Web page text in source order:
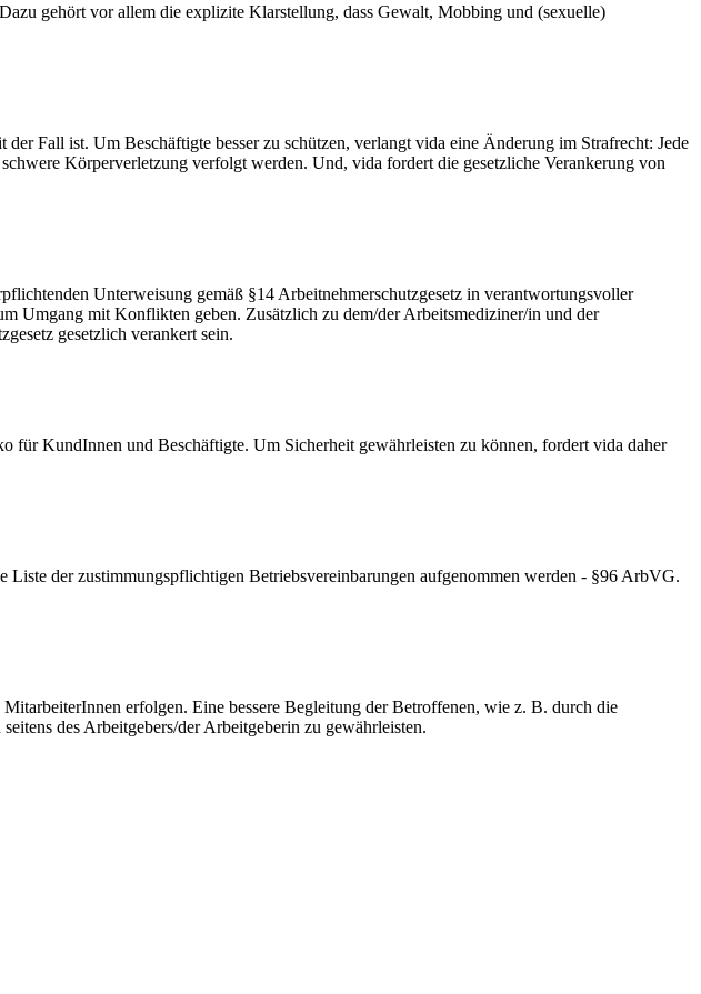
gehört vor allem die explizite Klarstellung, dass Gewalt, Mobbing und (sexuelle)
Fall ist. Um Beschäftigte besser zu schützen, verlangt vida eine Änderung im Strafrecht: Jede
Körperverletzung verfolgt werden. Und, vida fordert die gesetzliche Verankerung von
Unterweisung gemäß §14 Arbeitnehmerschutzgesetz in verantwortungsvoller
Umgang mit Konflikten geben. Zusätzlich zu dem/der Arbeitsmediziner/in und der
gesetzlich verankert sein.
für KundInnen und Beschäftigte. Um Sicherheit gewährleisten zu können, fordert vida daher
der zustimmungspflichtigen Betriebsvereinbarungen aufgenommen werden - §96 ArbVG.
erfolgen. Eine bessere Begleitung der Betroffenen, wie z. B. durch die
des Arbeitgebers/der Arbeitgeberin zu gewährleisten.